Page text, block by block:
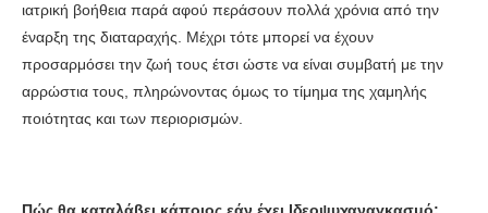
ιατρική βοήθεια παρά αφού περάσουν πολλά χρόνια από την
έναρξη της διαταραχής. Μέχρι τότε μπορεί να έχουν
προσαρμόσει την ζωή τους έτσι ώστε να είναι συμβατή με την
αρρώστια τους, πληρώνοντας όμως το τίμημα της χαμηλής
ποιότητας και των περιορισμών.